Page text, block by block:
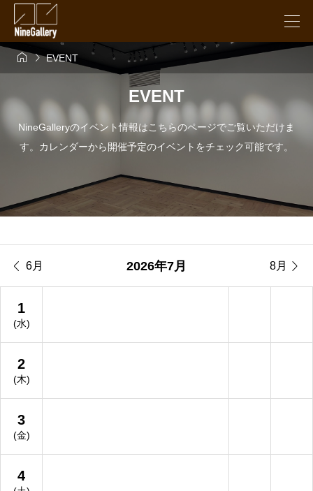
EVENT
EVENT
NineGalleryのイベント情報はこちらのページでご覧いただけま
す。カレンダーから開催予定のイベントをチェック可能です。
 6月 2026年7月 8月 
1
(水)
2
(木)
3
(金)
4